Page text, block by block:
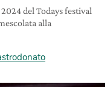
del Todays festival
alla